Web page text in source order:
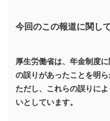
今回のこの報道に関し
厚生労働省は、年金制度
の誤りがあったことを明ら
ただし、これらの誤りに
いとしています。